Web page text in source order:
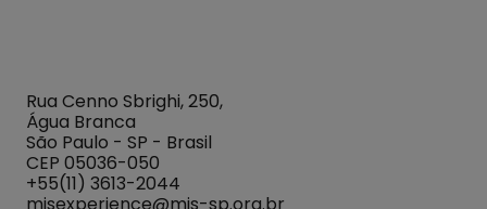
Rua Cenno Sbrighi, 250,
Água Branca
São Paulo - SP - Brasil
CEP 05036-050
+55(11) 3613-2044